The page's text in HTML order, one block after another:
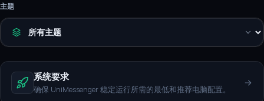
主题
系统要求
确保 UniMessenger 稳定运行所需的最低和推荐电脑配置。